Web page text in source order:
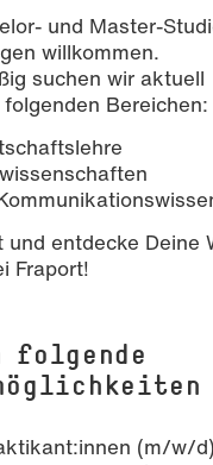
und Master-
willkommen.
suchen wir aktuell
Bereichen:
und entdecke Deine
Fraport!
folgende
(m/w/d)